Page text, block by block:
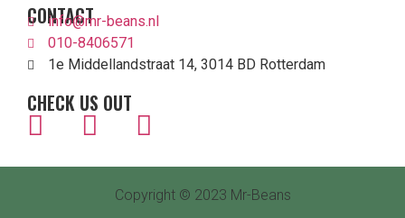
CONTACT
info@mr-beans.nl
010-8406571
1e Middellandstraat 14, 3014 BD Rotterdam
CHECK US OUT
Copyright © 2023 Mr-Beans